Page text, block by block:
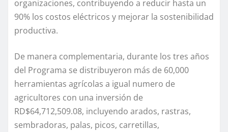
organizaciones, contribuyendo a reducir hasta un
90% los costos eléctricos y mejorar la sostenibilidad
productiva.
De manera complementaria, durante los tres años
del Programa se distribuyeron más de 60,000
herramientas agrícolas a igual numero de
agricultores con una inversión de
RD$64,712,509.08, incluyendo arados, rastras,
sembradoras, palas, picos, carretillas,